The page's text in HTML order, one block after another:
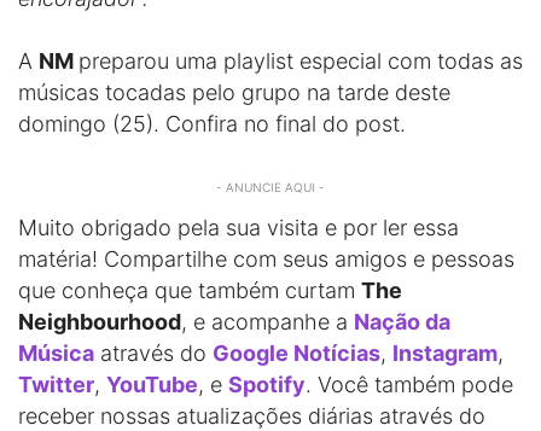
A NM preparou uma playlist especial com todas as
músicas tocadas pelo grupo na tarde deste
domingo (25). Confira no final do post.
- ANUNCIE AQUI -
Muito obrigado pela sua visita e por ler essa
matéria! Compartilhe com seus amigos e pessoas
que conheça que também curtam The
Neighbourhood, e acompanhe a Nação da
Música através do Google Notícias, Instagram,
Twitter, YouTube, e Spotify. Você também pode
receber nossas atualizações diárias através do